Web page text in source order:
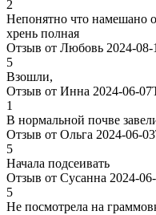
2
Непонятно что намешано
хрень полная
Отзыв от Любовь 2024-08-
5
Взошли,
Отзыв от Инна 2024-06-
1
В нормальной почве
Отзыв от Ольга 2024-06-
5
Начала подсеивать
Отзыв от Сусанна 2024-
5
Не посмотрела на